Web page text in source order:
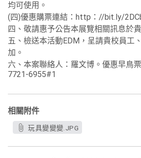
均可使用。
(四)優惠購票連結：http：//bit.ly/
四、敬請惠予公告本展覽相關訊息於
五、檢送本活動EDM，呈請貴校員工
加。
六、本案聯絡人：羅文博。優惠早鳥
7721-6955#1
相關附件
玩具變變變.JPG